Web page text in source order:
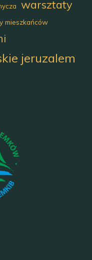
warsztaty
mieszkańców
jeruzalem